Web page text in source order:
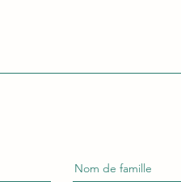
Nom de famille